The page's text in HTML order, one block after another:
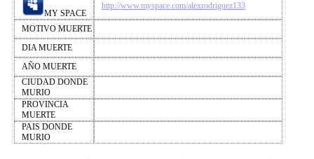
MY SPACE
http://www.myspace.com/alexrodriguez133
MOTIVO MUERTE
DIA MUERTE
AÑO MUERTE
CIUDAD DONDE
MURIO
PROVINCIA
MUERTE
PAIS DONDE
MURIO